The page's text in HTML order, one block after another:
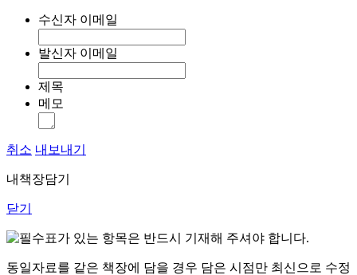
수신자 이메일
발신자 이메일
제목
메모
취소 내보내기
내책장담기
닫기
표가 있는 항목은 반드시 기재해 주셔야 합니다.
동일자료를 같은 책장에 담을 경우 담은 시점만 최신으로 수정